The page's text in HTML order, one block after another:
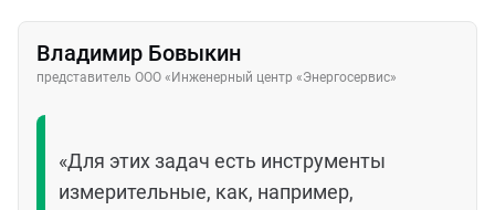
Владимир Бовыкин
представитель ООО «Инженерный центр «Энергосервис»
«Для этих задач есть инструменты
измерительные, как, например,